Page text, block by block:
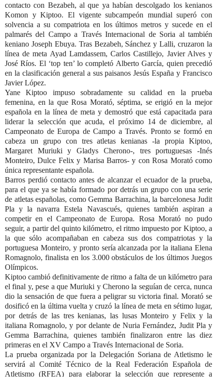
contacto con Bezabeh, al que ya habían descolgado los kenianos
Komon y Kiptoo. El vigente subcampeón mundial superó con
solvencia a su compatriota en los últimos metros y sucede en el
palmarés del Campo a Través Internacional de Soria al también
keniano Joseph Ebuya. Tras Bezabeh, Sánchez y Lalli, cruzaron la
línea de meta Ayad Lamdassem, Carlos Castillejo, Javier Alves y
José Ríos. El ‘top ten’ lo completó Alberto García, quien precedió
en la clasificación general a sus paisanos Jesús España y Francisco
Javier López.
Yane Kiptoo impuso sobradamente su calidad en la prueba
femenina, en la que Rosa Morató, séptima, se erigió en la mejor
española en la línea de meta y demostró que está capacitada para
liderar la selección que acuda, el próximo 14 de diciembre, al
Campeonato de Europa de Campo a Través. Pronto se formó en
cabeza un grupo con tres atletas kenianas -la propia Kiptoo,
Margaret Muriuki y Gladys Cherono-, tres portuguesas -Inés
Monteiro, Dulce Felix y Marisa Barros- y con Rosa Morató como
única representante española.
Barros perdió contacto antes de alcanzar el ecuador de la prueba,
para el que ya se había formado por detrás un grupo con una serie
de atletas españolas, como Gemma Barrachina, la barcelonesa Judit
Pla y la navarra Estela Navascués, quienes también aspiran a
competir en el Campeonato de Europa. Rosa Morató no pudo
seguir, a partir del quinto kilómetro, el ritmo impuesto por Kiptoo, a
la que sólo acompañaban en cabeza sus dos compatriotas y la
portuguesa Monteiro, y pronto sería alcanzada por la italiana Elena
Romagnolo, finalista en los 3.000 obstáculos de los últimos Juegos
Olímpicos.
Kiptoo cambió definitivamente de ritmo a falta de un kilómetro para
el final y, pese a que Muriuki y Cherono la seguían de cerca, nunca
dio la sensación de que fuera a peligrar su victoria final. Morató se
dosificó en la última vuelta y cruzó la línea de meta en sétimo lugar,
por detrás de las tres kenianas, las lusas Monteiro y Felix y la
italiana Romagnolo, y por delante de Nuria Fernández, Judit Pla y
Gemma Barrachina, quienes también finalizaron entre las diez
primeras en el XV Campo a Través Internacional de Soria.
La prueba organizada por la Delegación Soriana de Atletismo le
servirá al Comité Técnico de la Real Federación Española de
Atletismo (RFEA) para elaborar la selección que represente a